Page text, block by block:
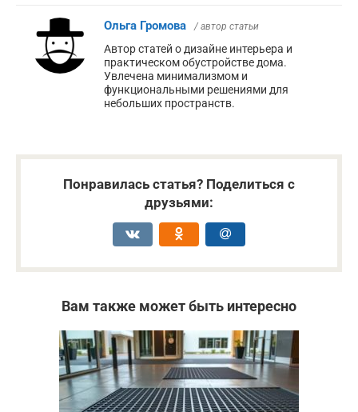
Ольга Громова / автор статьи
Автор статей о дизайне интерьера и
практическом обустройстве дома.
Увлечена минимализмом и
функциональными решениями для
небольших пространств.
Понравилась статья? Поделиться с
друзьями:
Вам также может быть интересно